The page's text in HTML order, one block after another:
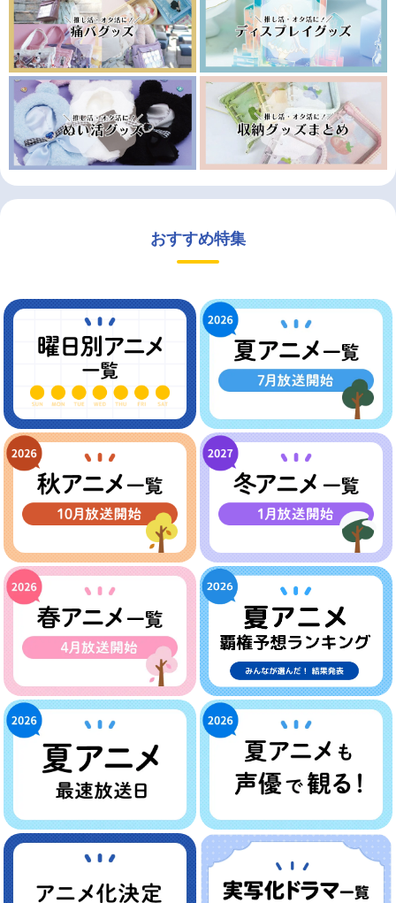
おすすめ特集